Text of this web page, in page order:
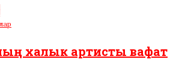
халык артисты вафат